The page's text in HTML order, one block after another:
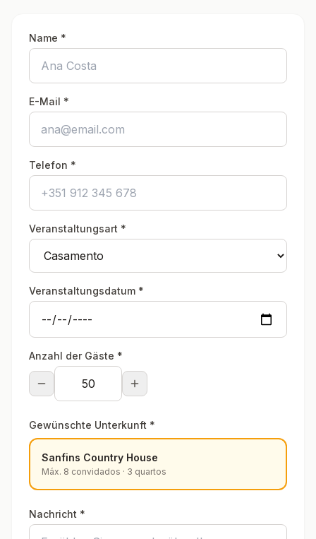
Name *
E-Mail *
Telefon *
Veranstaltungsart *
Veranstaltungsdatum *
Anzahl der Gäste *
Gewünschte Unterkunft *
Sanfins Country House
Máx. 8 convidados · 3 quartos
Nachricht *